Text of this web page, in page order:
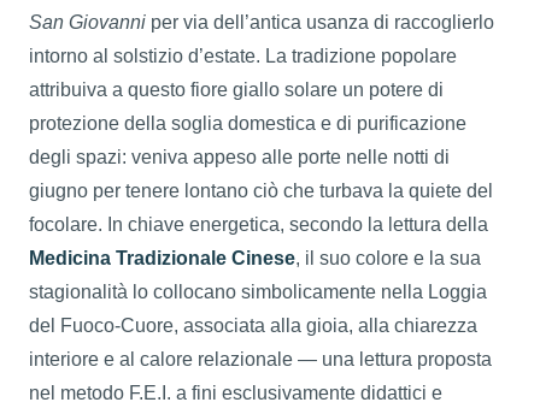
San Giovanni per via dell’antica usanza di raccoglierlo
intorno al solstizio d’estate. La tradizione popolare
attribuiva a questo fiore giallo solare un potere di
protezione della soglia domestica e di purificazione
degli spazi: veniva appeso alle porte nelle notti di
giugno per tenere lontano ciò che turbava la quiete del
focolare. In chiave energetica, secondo la lettura della
Medicina Tradizionale Cinese, il suo colore e la sua
stagionalità lo collocano simbolicamente nella Loggia
del Fuoco-Cuore, associata alla gioia, alla chiarezza
interiore e al calore relazionale — una lettura proposta
nel metodo F.E.I. a fini esclusivamente didattici e